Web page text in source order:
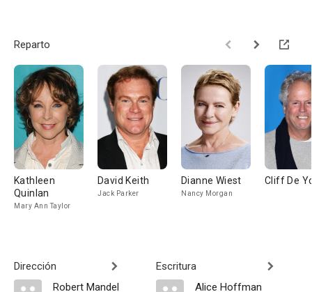
Reparto
Kathleen
Quinlan
Mary Ann Taylor
David Keith
Jack Parker
Dianne Wiest
Nancy Morgan
Cliff De
Dirección
Robert Mandel
Escritura
Alice Hoffman